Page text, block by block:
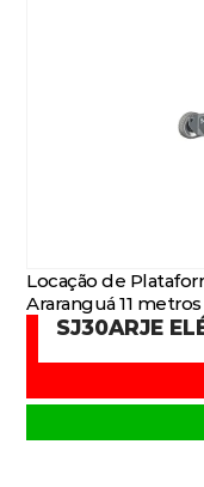
Locação de
Araranguá 11 metros
SJ30ARJE